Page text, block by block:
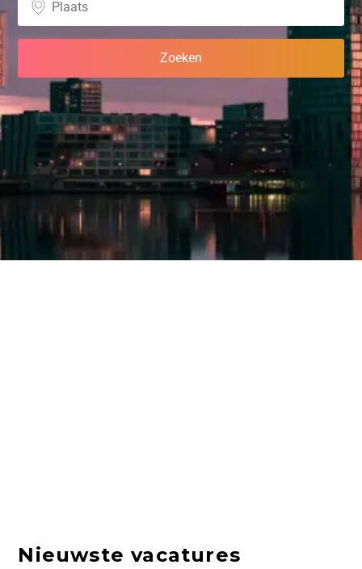
Nieuwste vacatures